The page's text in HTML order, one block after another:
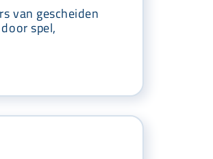
van gescheiden
spel,